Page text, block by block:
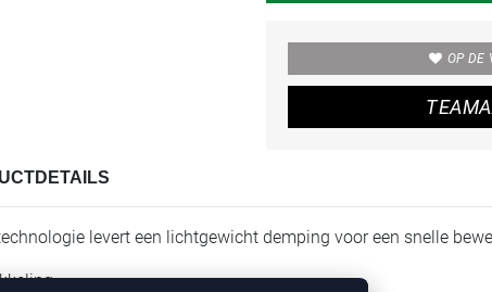
OP DE
levert een lichtgewicht demping voor een snelle